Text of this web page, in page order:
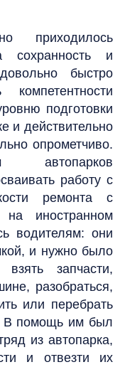
приходилось
сохранность и
быстро
подготовки
и действительно
опрометчиво.
автопарков
работу с
ремонта с
иностранном
водителям: они
и нужно было
запчасти,
разобраться,
или перебрать
В помощь им был
из автопарка,
и отвезти их